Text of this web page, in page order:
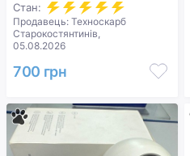
Стан:
Продавець: Техноскарб
Старокостянтинів,
05.08.2026
700 грн